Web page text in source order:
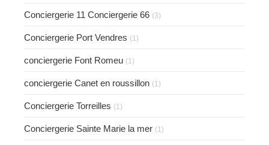
Conciergerie 11 Conciergerie 66 (3)
Conciergerie Port Vendres (1)
conciergerie Font Romeu (1)
conciergerie Canet en roussillon (1)
Conciergerie Torreilles (1)
Conciergerie Sainte Marie la mer (1)